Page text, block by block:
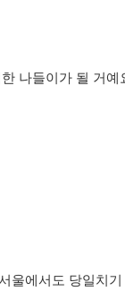
나들이가 될 거예
울에서도 당일치기